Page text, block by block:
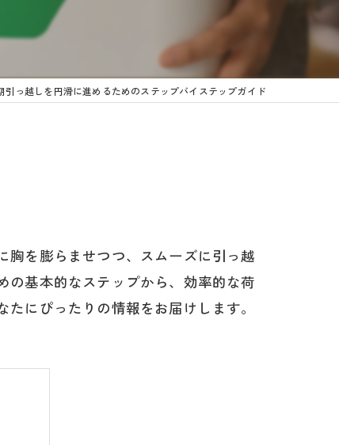
ハウスクリーニング
引っ越しを円滑に進めるためのステップバイステップガイド
胸を膨らませつつ、スムーズに引っ越
の基本的なステップから、効率的な荷
にぴったりの情報をお届けします。